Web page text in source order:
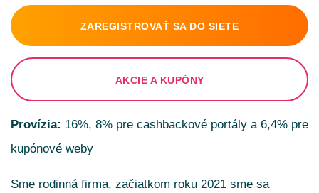
ZAREGISTROVAŤ SA DO SIETE
AKCIE A KUPÓNY
Provízia: 16%, 8% pre cashbackové portály a 6,4% pre
kupónové weby
Sme rodinná firma, začiatkom roku 2021 sme sa